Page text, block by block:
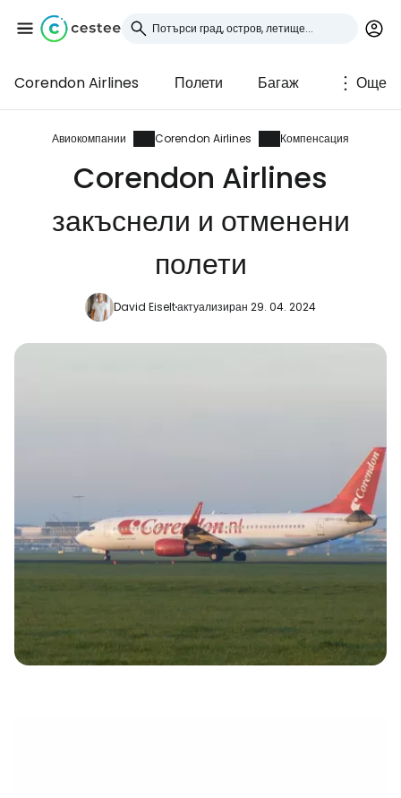
Corendon Airlines Полети Багаж Още
Авиокомпании Corendon Airlines Компенсация
Corendon Airlines
закъснели и отменени
полети
David Eiseltактуализиран 29. 04. 2024
Влезте в Cestee
... световната общност на туристите
Продължете с Facebook
Продължете с имейл